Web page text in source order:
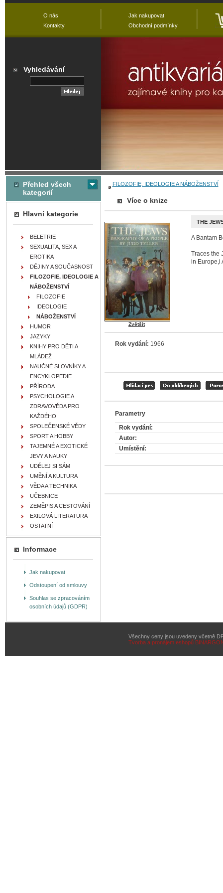
FILOZOFIE, IDEOLOGIE A NÁBOŽENSTVÍ
Více o knize
Zvětšit
THE
A Bantam
Traces the
in Europe,i
Rok vydání: 1966
Parametry
Rok vydání:
Autor:
Umístění:
Přehled všech
kategorií
Hlavní kategorie
BELETRIE
SEXUALITA, SEX A
EROTIKA
DĚJINY A SOUČASNOST
FILOZOFIE, IDEOLOGIE A
NÁBOŽENSTVÍ
FILOZOFIE
IDEOLOGIE
NÁBOŽENSTVÍ
HUMOR
JAZYKY
KNIHY PRO DĚTI A
MLÁDEŽ
NAUČNÉ SLOVNÍKY A
ENCYKLOPEDIE
PŘÍRODA
PSYCHOLOGIE A
ZDRAVOVĚDA PRO
KAŽDÉHO
SPOLEČENSKÉ VĚDY
SPORT A HOBBY
TAJEMNÉ A EXOTICKÉ
JEVY A NAUKY
UDĚLEJ SI SÁM
UMĚNÍ A KULTURA
VĚDA A TECHNIKA
UČEBNICE
ZEMĚPIS A CESTOVÁNÍ
EXILOVÁ LITERATURA
OSTATNÍ
Informace
Jak nakupovat
Odstoupení od smlouvy
Souhlas se zpracováním
osobních údajů (GDPR)
Všechny ceny jsou uvedeny včetně
Tvorba a pronájem eshopů
O nás
Kontakty
Jak nakupovat
Obchodní podmínky
Vyhledávání